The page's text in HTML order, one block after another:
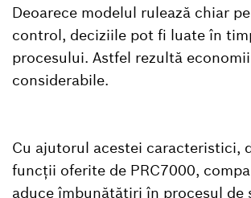
Deoarece modelul rulează chiar
control, deciziile pot fi luate în
procesului. Astfel rezultă economii
considerabile.
Cu ajutorul acestei caracteristici,
funcții oferite de PRC7000,
aduce îmbunătățiri în procesul de